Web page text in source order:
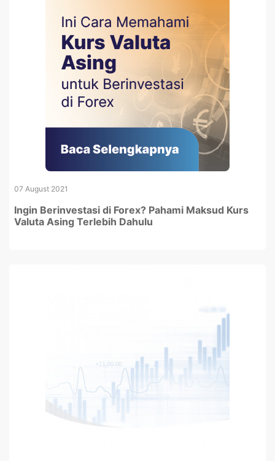
07 August 2021
Ingin Berinvestasi di Forex? Pahami Maksud Kurs
Valuta Asing Terlebih Dahulu